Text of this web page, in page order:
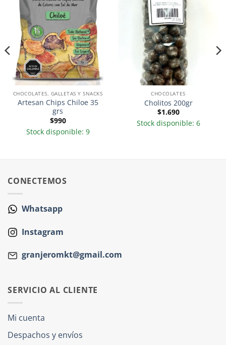
CHOCOLATES, GALLETAS Y SNACKS
Artesan Chips Chiloe 35
grs
$990
Stock disponible: 9
CHOCOLATES
Cholitos 200gr
$1.690
Stock disponible: 6
CONECTEMOS
Whatsapp
Instagram
granjeromkt@gmail.com
SERVICIO AL CLIENTE
Mi cuenta
Despachos y envíos